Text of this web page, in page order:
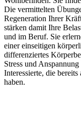
Die vermittelten
Regeneration Ihrer
stärken damit Ihre
und im Beruf. Sie
einer einseitigen
differenziertes
Stress und
Interessierte, die
haben.